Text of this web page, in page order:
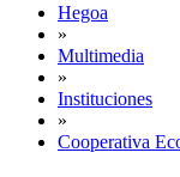
Hegoa
»
Multimedia
»
Instituciones
»
Cooperativa